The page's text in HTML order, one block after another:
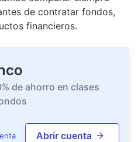
de contratar fondos,
financieros.
de ahorro en clases
Abrir cuenta